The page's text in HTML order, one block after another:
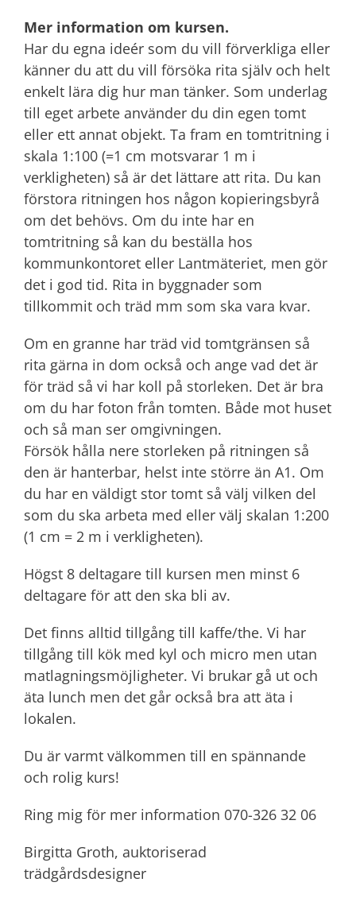
Mer information om kursen.
Har du egna ideér som du vill förverkliga eller
känner du att du vill försöka rita själv och helt
enkelt lära dig hur man tänker. Som underlag
till eget arbete använder du din egen tomt
eller ett annat objekt. Ta fram en tomtritning i
skala 1:100 (=1 cm motsvarar 1 m i
verkligheten) så är det lättare att rita. Du kan
förstora ritningen hos någon kopieringsbyrå
om det behövs. Om du inte har en
tomtritning så kan du beställa hos
kommunkontoret eller Lantmäteriet, men gör
det i god tid. Rita in byggnader som
tillkommit och träd mm som ska vara kvar.
Om en granne har träd vid tomtgränsen så
rita gärna in dom också och ange vad det är
för träd så vi har koll på storleken. Det är bra
om du har foton från tomten. Både mot huset
och så man ser omgivningen.
Försök hålla nere storleken på ritningen så
den är hanterbar, helst inte större än A1. Om
du har en väldigt stor tomt så välj vilken del
som du ska arbeta med eller välj skalan 1:200
(1 cm = 2 m i verkligheten).
Högst 8 deltagare till kursen men minst 6
deltagare för att den ska bli av.
Det finns alltid tillgång till kaffe/the. Vi har
tillgång till kök med kyl och micro men utan
matlagningsmöjligheter. Vi brukar gå ut och
äta lunch men det går också bra att äta i
lokalen.
Du är varmt välkommen till en spännande
och rolig kurs!
Ring mig för mer information 070-326 32 06
Birgitta Groth, auktoriserad
trädgårdsdesigner